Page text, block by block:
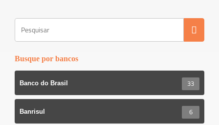
Busque por bancos
Banco do Brasil 33
Banrisul 6